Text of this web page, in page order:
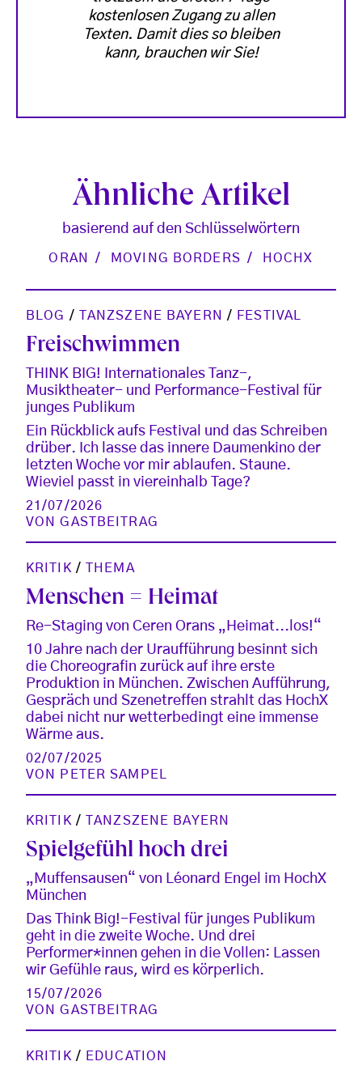
kostenlosen Zugang zu allen
Texten. Damit dies so bleiben
kann, brauchen wir Sie!
Ähnliche Artikel
basierend auf den Schlüsselwörtern
ORAN MOVING BORDERS HOCHX
BLOG / TANZSZENE BAYERN / FESTIVAL
Freischwimmen
THINK BIG! Internationales Tanz-,
Musiktheater- und Performance-Festival für
junges Publikum
Ein Rückblick aufs Festival und das Schreiben
drüber. Ich lasse das innere Daumenkino der
letzten Woche vor mir ablaufen. Staune.
Wieviel passt in viereinhalb Tage?
21/07/2026
VONGASTBEITRAG
KRITIK / THEMA
Menschen = Heimat
Re-Staging von Ceren Orans „Heimat...los!“
10 Jahre nach der Uraufführung besinnt sich
die Choreografin zurück auf ihre erste
Produktion in München. Zwischen Aufführung,
Gespräch und Szenetreffen strahlt das HochX
dabei nicht nur wetterbedingt eine immense
Wärme aus.
02/07/2025
VON
PETER SAMPEL
KRITIK / TANZSZENE BAYERN
Spielgefühl hoch drei
„Muffensausen“ von Léonard Engel im HochX
München
Das Think Big!-Festival für junges Publikum
geht in die zweite Woche. Und drei
Performer*innen gehen in die Vollen: Lassen
wir Gefühle raus, wird es körperlich.
15/07/2026
VONGASTBEITRAG
KRITIK / EDUCATION